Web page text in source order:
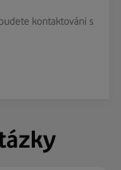
kontaktováni s